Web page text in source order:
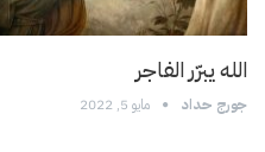
الله يبرّر الفاجر
جورج حداد مايو 5, 2022